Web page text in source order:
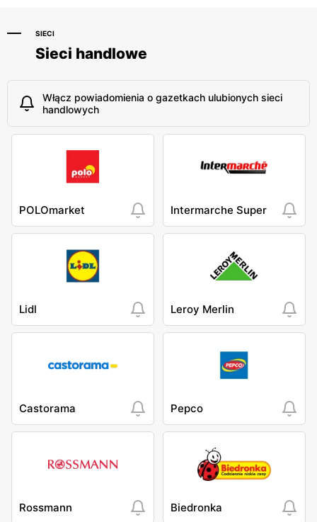
SIECI
Sieci handlowe
Włącz powiadomienia o gazetkach ulubionych sieci
handlowych
POLOmarket Intermarche Super
Lidl Leroy Merlin
Castorama Pepco
Rossmann Biedronka